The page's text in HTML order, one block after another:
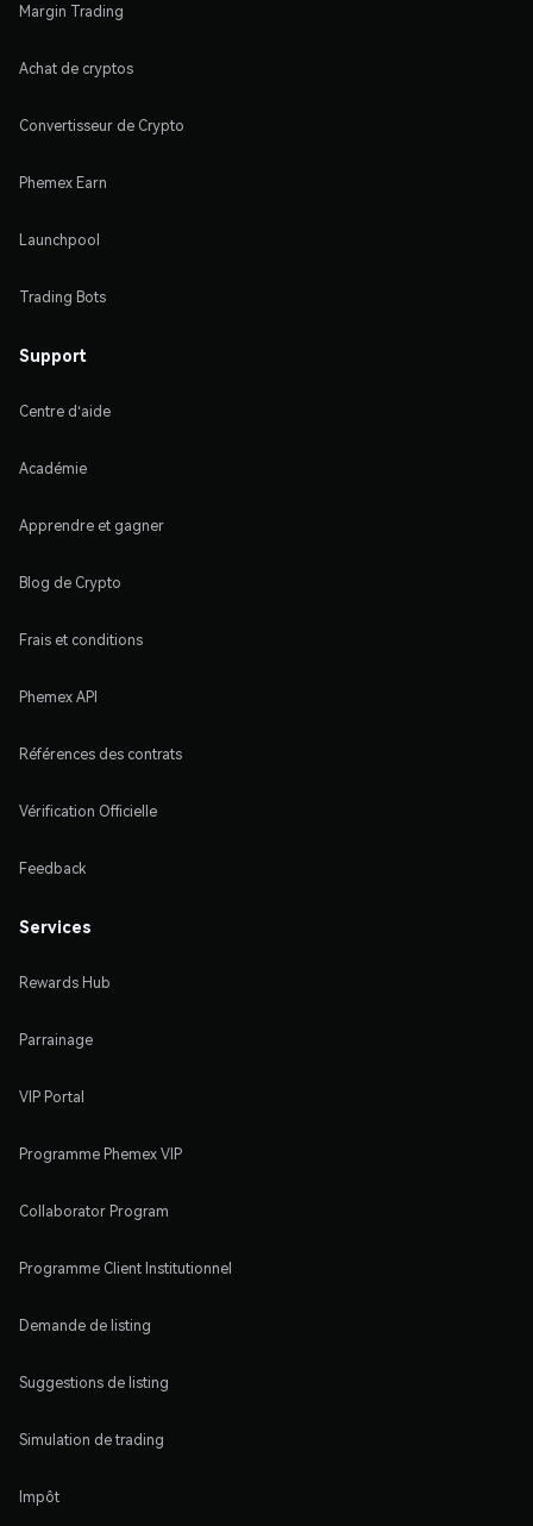
Margin Trading
Achat de cryptos
Convertisseur de Crypto
Phemex Earn
Launchpool
Trading Bots
Support
Centre d'aide
Académie
Apprendre et gagner
Blog de Crypto
Frais et conditions
Phemex API
Références des contrats
Vérification Officielle
Feedback
Services
Rewards Hub
Parrainage
VIP Portal
Programme Phemex VIP
Collaborator Program
Programme Client Institutionnel
Demande de listing
Suggestions de listing
Simulation de trading
Impôt